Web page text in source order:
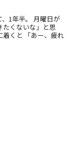
1年半。 月曜日が
たくないな」と思
着くと 「あー、疲れ